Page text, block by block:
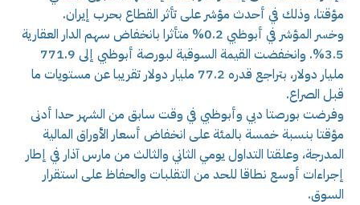
مؤقتا، وذلك في أحدث مؤشر على تأثر القطاع بحرب إيران.
وخسر المؤشر في أبوظبي 0.2% متأثرا بانخفاض سهم الدار العقارية
3.5%. وانخفضت القيمة السوقية لبورصة أبوظبي إلى 771.9
مليار دولار، بتراجع قدره 77.2 مليار دولار تقريبا عن ‌مستويات ⁠ما
قبل الصراع.
وفرضت بورصتا دبي وأبوظبي في وقت سابق من الشهر حدا أدنى
مؤقتا بنسبة خمسة بالمئة على انخفاض أسعار الأوراق المالية
المدرجة، وعلقتا التداول يومي الثاني والثالث من مارس آذار في إطار
إجراءات أوسع نطاقا للحد من التقلبات والحفاظ على استقرار
السوق.